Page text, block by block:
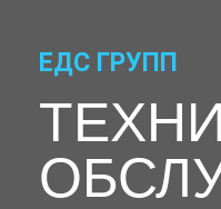
ЕДС ГРУПП